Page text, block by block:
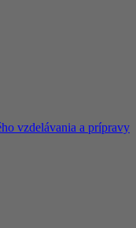
vzdelávania a prípravy